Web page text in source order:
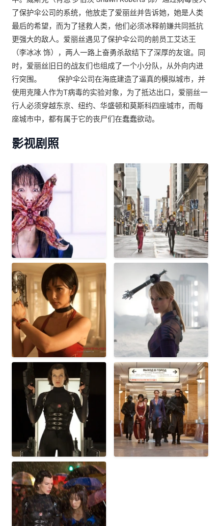
了保护伞公司的系统，他放走了爱丽丝并告诉她，她是人类
最后的希望，而为了拯救人类，他们必须冰释前嫌共同抵抗
更强大的敌人。爱丽丝遇见了保护伞公司的前员工艾达王
（李冰冰 饰），两人一路上奋勇杀敌结下了深厚的友谊。同
时，爱丽丝旧日的战友们也组成了一个小分队，从外向内进
行突围。 保护伞公司在海底建造了逼真的模拟城市，并
使用克隆人作为T病毒的实验对象，为了抵达出口，爱丽丝一
行人必须穿越东京、纽约、华盛顿和莫斯科四座城市，而每
座城市中，都有属于它的丧尸们在蠢蠢欲动。
影视剧照